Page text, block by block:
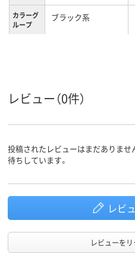
カラーグ
ループ
ブラック系
レビュー（0件）
投稿されたレビューはまだありま
待ちしています。
レビ
レビューを